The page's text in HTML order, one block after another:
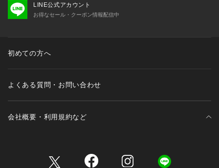
LINE公式アカウント
お得なセール・クーポン情報配信中
初めての方へ
よくある質問・お問い合わせ
会社概要・利用規約など